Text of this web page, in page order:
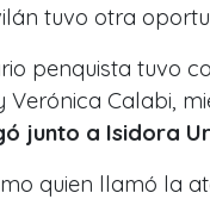
tuvo otra
penquista tuvo
Verónica Calabi,
junto a Isidora
quien llamó la